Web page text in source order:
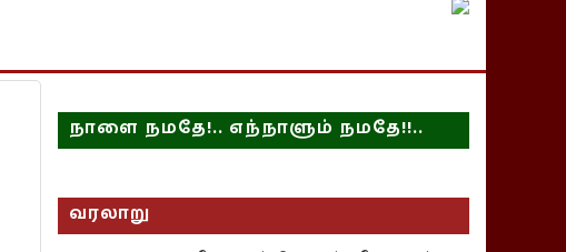
நாளை நமதே!.. எந்நாளும் நமதே!!..
வரலாறு